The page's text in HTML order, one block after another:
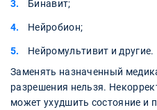
Бинавит;
Нейробион;
Нейромультивит и другие.
Заменять назначенный
разрешения нельзя.
может ухудшить состояние и